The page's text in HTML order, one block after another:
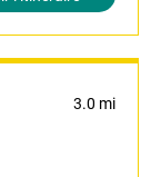
3.0 mi